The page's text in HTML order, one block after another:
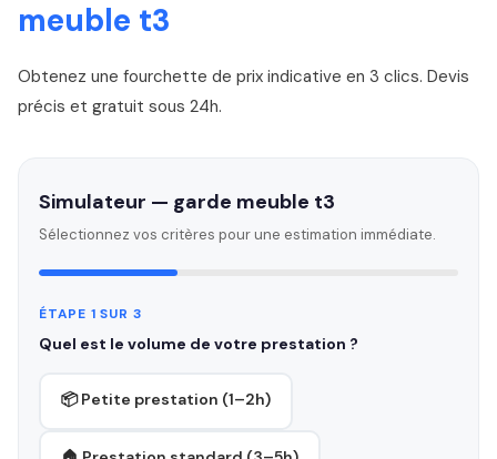
meuble t3
Obtenez une fourchette de prix indicative en 3 clics. Devis
précis et gratuit sous 24h.
Simulateur — garde meuble t3
Sélectionnez vos critères pour une estimation immédiate.
ÉTAPE 1 SUR 3
Quel est le volume de votre prestation ?
📦 Petite prestation (1–2h)